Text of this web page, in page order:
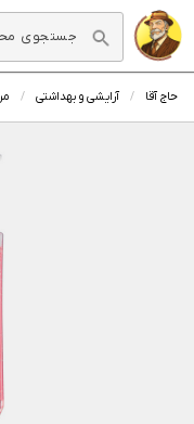
حاج آقا آرایشی و بهداشتی